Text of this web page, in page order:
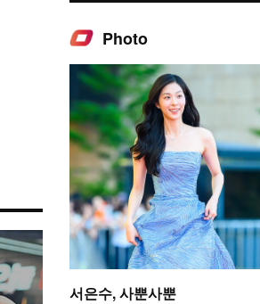
Photo
서은수, 사뿐사뿐